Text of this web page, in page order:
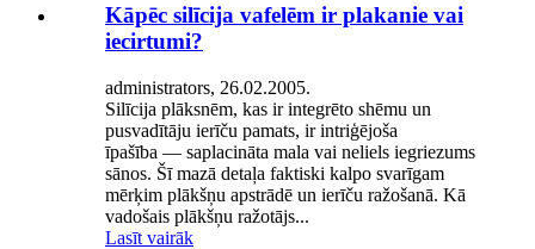
Kāpēc silīcija vafelēm ir plakanie vai
iecirtumi?
administrators, 26.02.2005.
Silīcija plāksnēm, kas ir integrēto shēmu un
pusvadītāju ierīču pamats, ir intriģējoša
īpašība — saplacināta mala vai neliels iegriezums
sānos. Šī mazā detaļa faktiski kalpo svarīgam
mērķim plākšņu apstrādē un ierīču ražošanā. Kā
vadošais plākšņu ražotājs...
Lasīt vairāk